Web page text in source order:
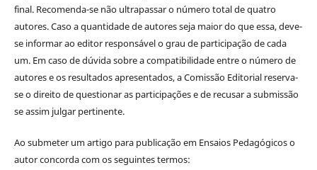
final. Recomenda-se não ultrapassar o número total de quatro
autores. Caso a quantidade de autores seja maior do que essa, deve-
se informar ao editor responsável o grau de participação de cada
um. Em caso de dúvida sobre a compatibilidade entre o número de
autores e os resultados apresentados, a Comissão Editorial reserva-
se o direito de questionar as participações e de recusar a submissão
se assim julgar pertinente.
Ao submeter um artigo para publicação em Ensaios Pedagógicos o
autor concorda com os seguintes termos: